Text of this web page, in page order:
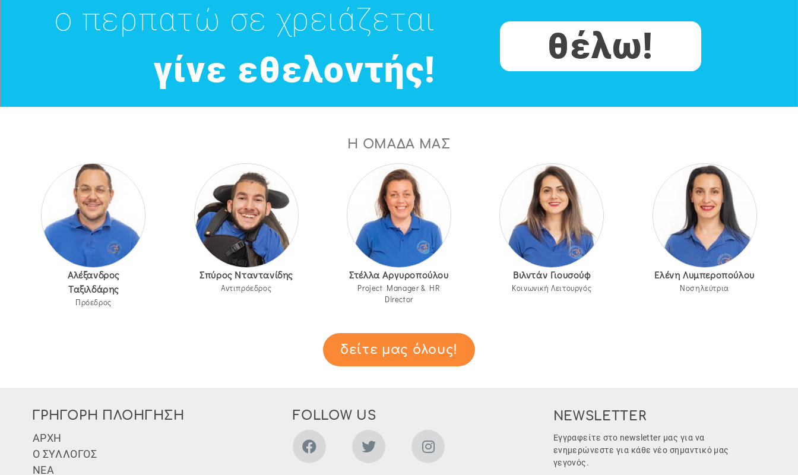
ο περπατώ σε χρειάζεται
γίνε εθελοντής!
θέλω!
Η ΟΜΑΔΑ ΜΑΣ
Αλέξανδρος
Ταξιλδάρης
Πρόεδρος
Σπύρος Νταντανίδης
Αντιπρόεδρος
Στέλλα Αργυροπούλου
Project Manager & HR
Director
Βιλντάν Γιουσούφ
Κοινωνική Λειτουργός
Ελένη Λυμπεροπούλου
Νοσηλεύτρια
δείτε μας όλους!
ΓΡΗΓΟΡΗ ΠΛΟΗΓΗΣΗ
Subfooter Menu
ΑΡΧΗ
Ο ΣΥΛΛΟΓΟΣ
ΝΕΑ
FOLLOW US NEWSLETTER
Εγγραφείτε στο newsletter μας για να
ενημερώνεστε για κάθε νέο σημαντικό μας
γεγονός.